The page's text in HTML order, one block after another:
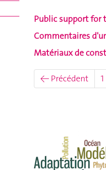
Public support for
Commentaires
Matériaux de
← Précédent 1